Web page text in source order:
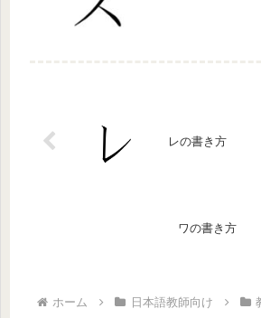
レの書き方
ワの書き方
ホーム 日本語教師向け